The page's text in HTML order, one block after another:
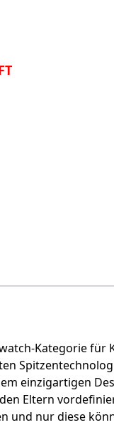
Kategorie für
einzigartigen
Eltern
und nur diese